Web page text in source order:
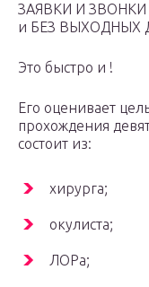
ЗАЯВКИ И
и БЕЗ ВЫХОДНЫХ
Это быстро и !
Его оценивает
прохождения
состоит из:
хирурга;
окулиста;
ЛОРа;